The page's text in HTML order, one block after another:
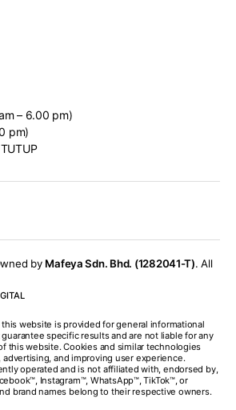
– 6.00 pm)
pm)
by Mafeya Sdn. Bhd. (1282041-T). All
website is provided for general informational
specific results and are not liable for any
this website. Cookies and similar technologies
advertising, and improving user experience.
operated and is not affiliated with, endorsed by,
Instagram™, WhatsApp™, TikTok™, or
brand names belong to their respective owners.